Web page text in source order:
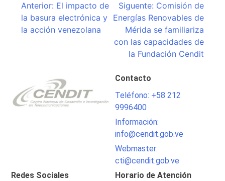
Navegación
de
Anterior: El impacto de
la basura electrónica y
la acción venezolana
Siguente: Comisión de
Energías Renovables de
Mérida se familiariza
con las capacidades de
la Fundación Cendit
Contacto
Teléfono: +58 212
9996400
Información:
info@cendit.gob.ve
Webmaster:
cti@cendit.gob.ve
Redes Sociales
Horario de Atención